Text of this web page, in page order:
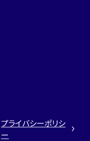
プライバシーポリシ
ー